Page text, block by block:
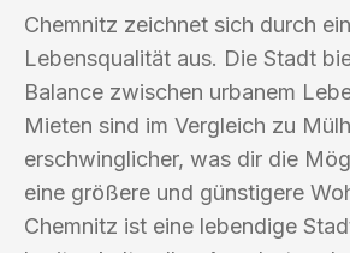
Chemnitz zeichnet sich durch
Lebensqualität aus. Die Stadt
Balance zwischen urbanem
Mieten sind im Vergleich zu
erschwinglicher, was dir die
eine größere und günstigere
Chemnitz ist eine lebendige